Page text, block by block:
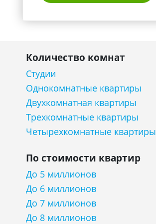
Количество комнат
Студии
Однокомнатные квартиры
Двухкомнатная квартиры
Трехкомнатные квартиры
Четырехкомнатные квартиры
По стоимости квартир
До 5 миллионов
До 6 миллионов
До 7 миллионов
До 8 миллионов